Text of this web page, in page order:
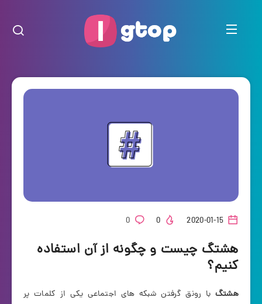
0
هشتگ چیست و چگونه از آن استفاده
کنیم؟
هشتگ با رونق گرفتن شبکه های اجتماعی یکی از کلمات پر